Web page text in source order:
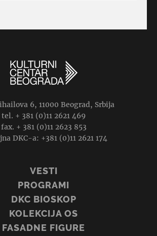
6, 11000 Beograd, Srbija
tel. + 381 (0)11 2621 469
fax. + 381 (0)11 2623 853
DKC-a: +381 (0)11 2621 174
VESTI
PROGRAMI
DKC BIOSKOP
KOLEKCIJA OS
FASADNE FIGURE